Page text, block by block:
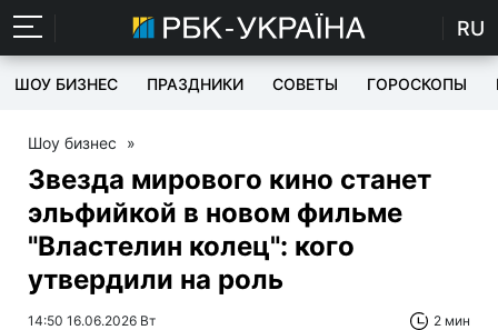
RU
ШОУ БИЗНЕС ПРАЗДНИКИ СОВЕТЫ ГОРОСКОПЫ
Шоу бизнес »
Звезда мирового кино станет
эльфийкой в новом фильме
"Властелин колец": кого
утвердили на роль
14:50 16.06.2026 Вт 2 мин